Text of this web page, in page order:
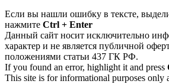
Если вы нашли ошибку в тексте,
нажмите Ctrl + Enter
Данный сайт носит исключительно
характер и не является публичной
положениями статьи 437 ГК РФ.
If you found an error, highlight it and press
This site is for informational purposes only